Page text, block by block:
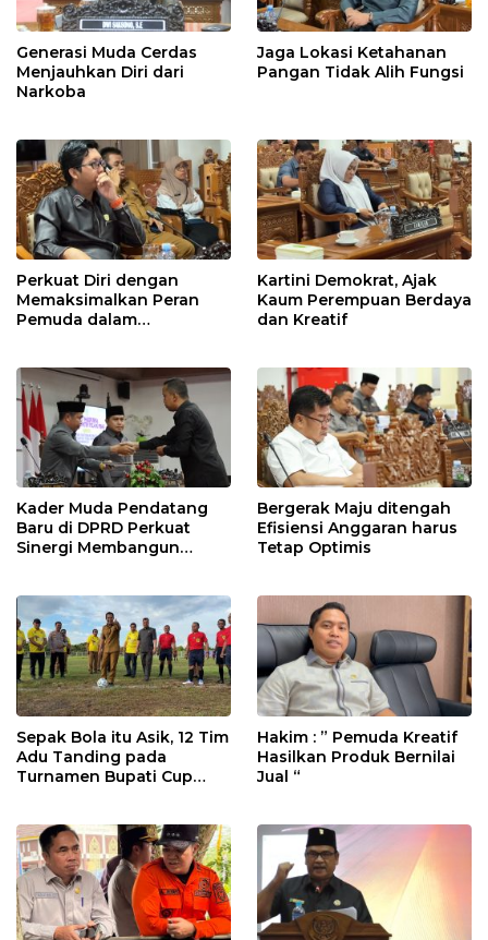
Generasi Muda Cerdas
Menjauhkan Diri dari
Narkoba
Jaga Lokasi Ketahanan
Pangan Tidak Alih Fungsi
Perkuat Diri dengan
Memaksimalkan Peran
Pemuda dalam
Kartini Demokrat, Ajak
Kaum Perempuan Berdaya
dan Kreatif
Kader Muda Pendatang
Baru di DPRD Perkuat
Sinergi Membangun
Bergerak Maju ditengah
Efisiensi Anggaran harus
Tetap Optimis
Sepak Bola itu Asik, 12 Tim
Adu Tanding pada
Turnamen Bupati Cup
Hakim : ” Pemuda Kreatif
Hasilkan Produk Bernilai
Jual “